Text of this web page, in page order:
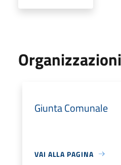
Organizzazioni
Giunta Comunale
VAI ALLA PAGINA